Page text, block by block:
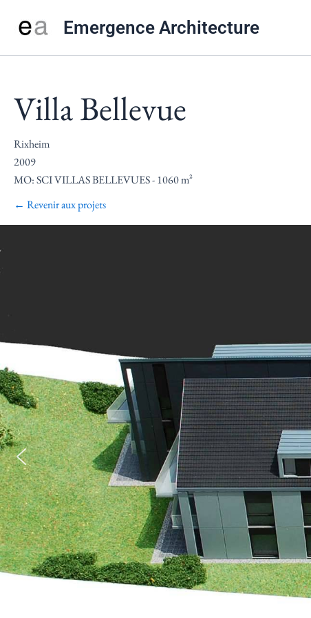
Emergence Architecture
Villa Bellevue
Rixheim
2009
MO: SCI VILLAS BELLEVUES - 1060 m²
← Revenir aux projets